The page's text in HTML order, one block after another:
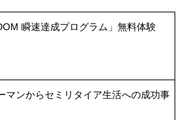
瞬速達成プログラム」無料体験
マンからセミリタイア生活への成功事